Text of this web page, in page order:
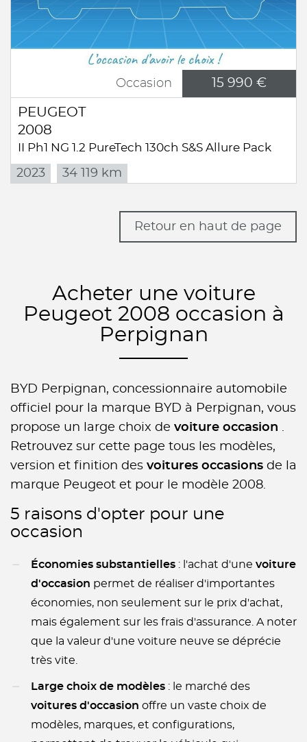
Occasion 15 990 €
PEUGEOT
2008
II Ph1 NG 1.2 PureTech 130ch S&S Allure Pack
2023 34 119 km
Retour en haut de page
Acheter une voiture
Peugeot 2008 occasion à
Perpignan
BYD Perpignan, concessionnaire automobile
officiel pour la marque BYD à Perpignan, vous
propose un large choix de voiture occasion .
Retrouvez sur cette page tous les modèles,
version et finition des voitures occasions de la
marque Peugeot et pour le modèle 2008.
5 raisons d'opter pour une
occasion
Économies substantielles : l'achat d'une voiture
d'occasion permet de réaliser d'importantes
économies, non seulement sur le prix d'achat,
mais également sur les frais d'assurance. A noter
que la valeur d'une voiture neuve se déprécie
très vite.
Large choix de modèles : le marché des
voitures d'occasion offre un vaste choix de
modèles, marques, et configurations,